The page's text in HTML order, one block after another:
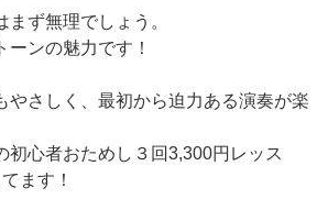
ず無理でしょう。
ーンの魅力です！
やさしく、最初から迫力ある演奏が楽
初心者おためし３回3,300円レッス
ます！